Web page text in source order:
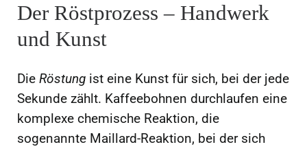
Der Röstprozess – Handwerk
und Kunst
Die Röstung ist eine Kunst für sich, bei der jede
Sekunde zählt. Kaffeebohnen durchlaufen eine
komplexe chemische Reaktion, die
sogenannte Maillard-Reaktion, bei der sich